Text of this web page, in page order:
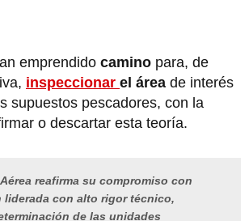
emprendido camino para, de
inspeccionar el área de interés
supuestos pescadores, con la
o descartar esta teoría.
reafirma su compromiso con
liderada con alto rigor técnico,
de las unidades